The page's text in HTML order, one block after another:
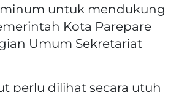
untuk mendukung
Kota Parepare
Umum Sekretariat
perlu dilihat secara utuh